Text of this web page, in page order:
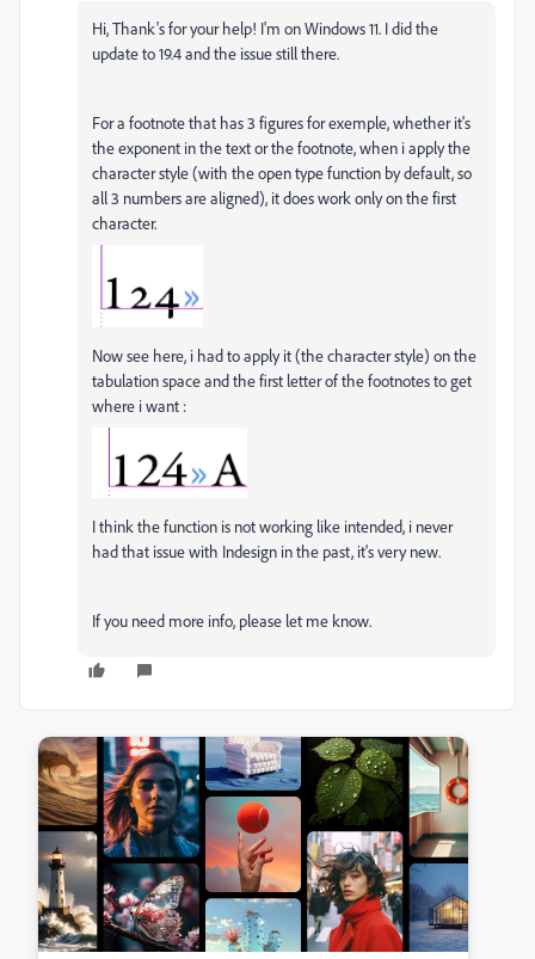
Hi, Thank's for your help! I'm on Windows 11. I did the
update to 19.4 and the issue still there.
For a footnote that has 3 figures for exemple, whether it's
the exponent in the text or the footnote, when i apply the
character style (with the open type function by default, so
all 3 numbers are aligned), it does work only on the first
character.
Now see here, i had to apply it (the character style) on the
tabulation space and the first letter of the footnotes to get
where i want :
I think the function is not working like intended, i never
had that issue with Indesign in the past, it's very new.
If you need more info, please let me know.